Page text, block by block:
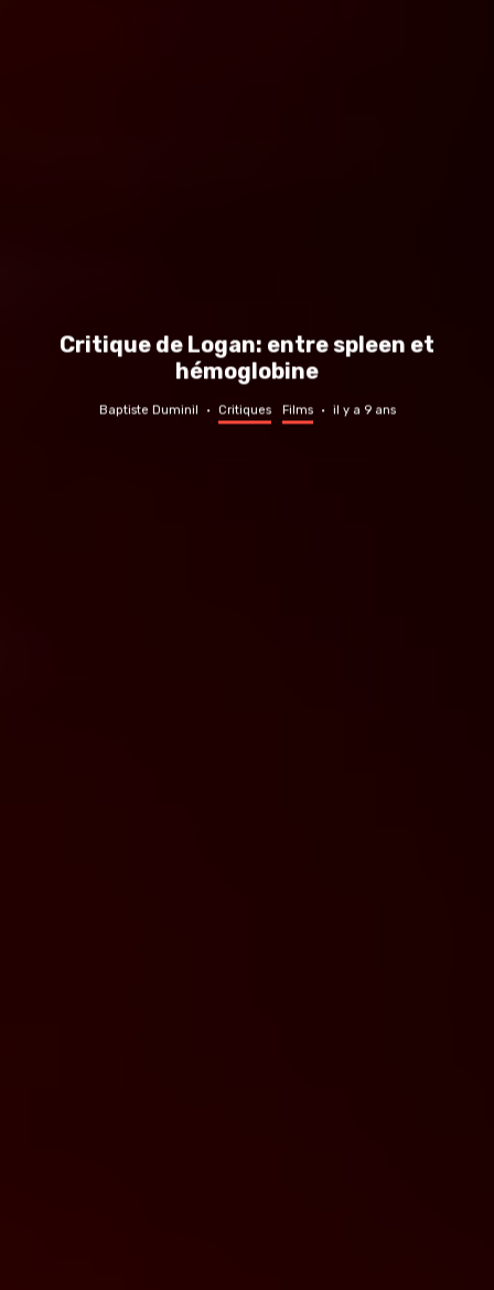
Critique de Logan: entre spleen et
hémoglobine
Baptiste Duminil · Critiques Films · il y a 9 ans